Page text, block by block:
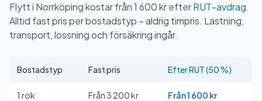
Flytt i Norrköping kostar från 1 600 kr efterRUT-avdrag.
Alltid fast pris per bostadstyp – aldrig timpris. Lastning,
transport, lossning och försäkring ingår.
Bostadstyp Fast pris Efter RUT (50 %)
1 rok Från 3 200 kr Från 1 600 kr